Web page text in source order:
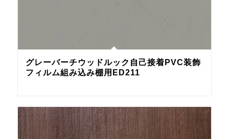
グレーバーチウッドルック自己接着PVC装飾
フィルム組み込み棚用ED211